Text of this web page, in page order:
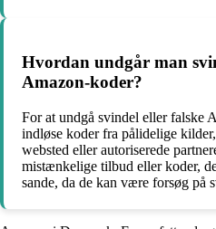
Hvordan undgår man
Amazon-koder?
For at undgå svindel eller falske
indløse koder fra pålidelige
websted eller autoriserede
mistænkelige tilbud eller koder,
sande, da de kan være forsøg på